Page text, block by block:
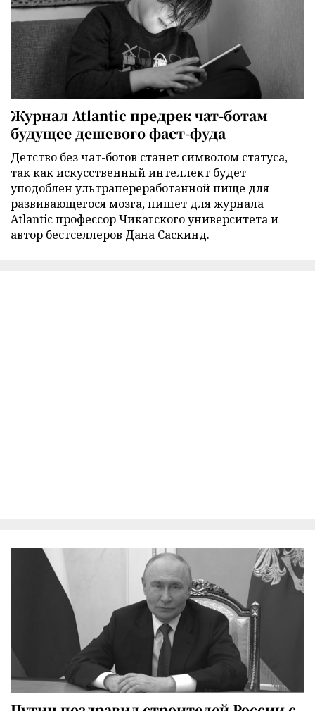
Журнал Atlantic предрек чат-ботам
будущее дешевого фаст-фуда
Детство без чат-ботов станет символом статуса,
так как искусственный интеллект будет
уподоблен ультрапереработанной пище для
развивающегося мозга, пишет для журнала
Atlantic профессор Чикагского университета и
автор бестселлеров Дана Саскинд.